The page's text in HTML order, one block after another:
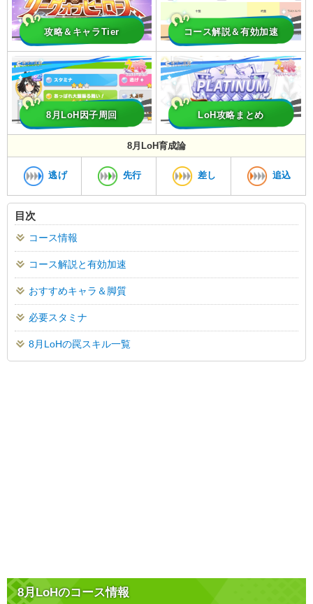
攻略＆キャラTier コース解説＆有効加速
8月LoH因子周回 LoH攻略まとめ
8月LoH育成論
逃げ 先行 差し 追込
目次
コース情報
コース解説と有効加速
おすすめキャラ＆脚質
必要スタミナ
8月LoHの罠スキル一覧
8月LoHのコース情報